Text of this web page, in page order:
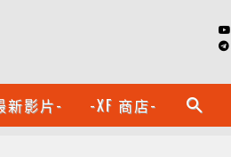
新影片- -XF 商店- search